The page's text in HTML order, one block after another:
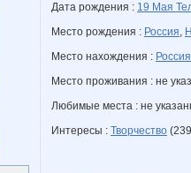
Дата рождения : 19 Мая
Место рождения : Россия,
Место нахождения : Россия
Место проживания : не
Любимые места : не
Интересы : Творчество